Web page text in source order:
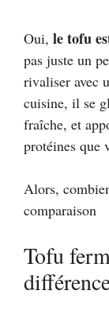
Oui, le tofu
pas juste un
rivaliser avec
cuisine, il se
fraîche, et
protéines que
Alors,
comparaison
Tofu